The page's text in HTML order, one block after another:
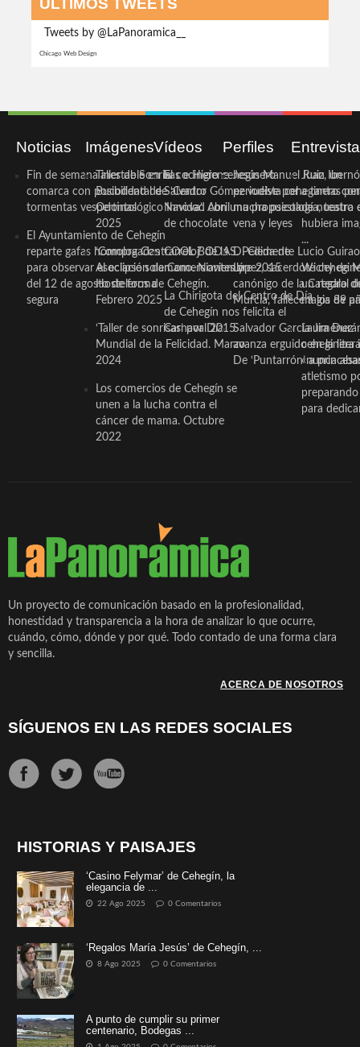
ÚLTIMOS TWEETS
Tweets by @LaPanoramica__
Chicago Web Design
Noticias
Fin de semana inestable en la
comarca con posibilidad de
tormentas vespertinas
El Ayuntamiento de Cehegín
reparte gafas homologadas
para observar el eclipse solar
del 12 de agosto de forma
segura
Imágenes
Taller de Sonrisas e Higiene
Bucodental de ‘Centro
Odontológico Innova’. Abril
2025
‘Compra Contrarreloj’ de la
Asociación de Comerciantes y
Hosteleros de Cehegín.
Febrero 2025
‘Taller de sonrisas’ por Día
Mundial de la Felicidad. Marzo
2024
Los comercios de Cehegín se
unen a la lucha contra el
cáncer de mama. Octubre
2022
Vídeos
El cocinero ceheginero
Salvador Gómez vuelve por
Navidad con una propuesta
de chocolate
COOL BODAS. Pedida de
mano. Noviembre 2015
La Chirigota del Centro de Día
de Cehegín nos felicita el
Carnaval 2015
Perfiles
Jesús Manuel Ruiz, un
periodista ceheginero con
mucha psicología, teatro
vena y leyes
D. Clemente Lucio Guirao
López, sacerdote
canónigo de la Catedral
Murcia, fallece a los 89
Salvador García Jiménez
avanza erguido en la
De ‘Puntarrón’ a
Juan
a tantas
de nuestra
hubiera
...
Wichy de
un regalo
magia de
Laura
ceheginera
«nunca
atletismo
para
Un proyecto de comunicación basado en la profesionalidad,
honestidad y transparencia a la hora de analizar lo que ocurre,
cuándo, cómo, dónde y por qué. Todo contado de una forma clara
y sencilla.
ACERCA DE NOSOTROS
SÍGUENOS EN LAS REDES SOCIALES
HISTORIAS Y PAISAJES
‘Casino Felymar’ de Cehegín, la
elegancia de ...
22 Ago 2025 0 Comentarios
‘Regalos María Jesús’ de Cehegín, ...
8 Ago 2025 0 Comentarios
A punto de cumplir su primer
centenario, Bodegas ...